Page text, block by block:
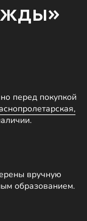
перед покупкой
вручную
образованием.